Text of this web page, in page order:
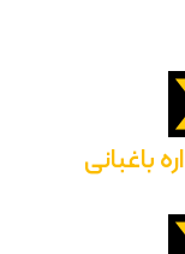
اره باغبانی